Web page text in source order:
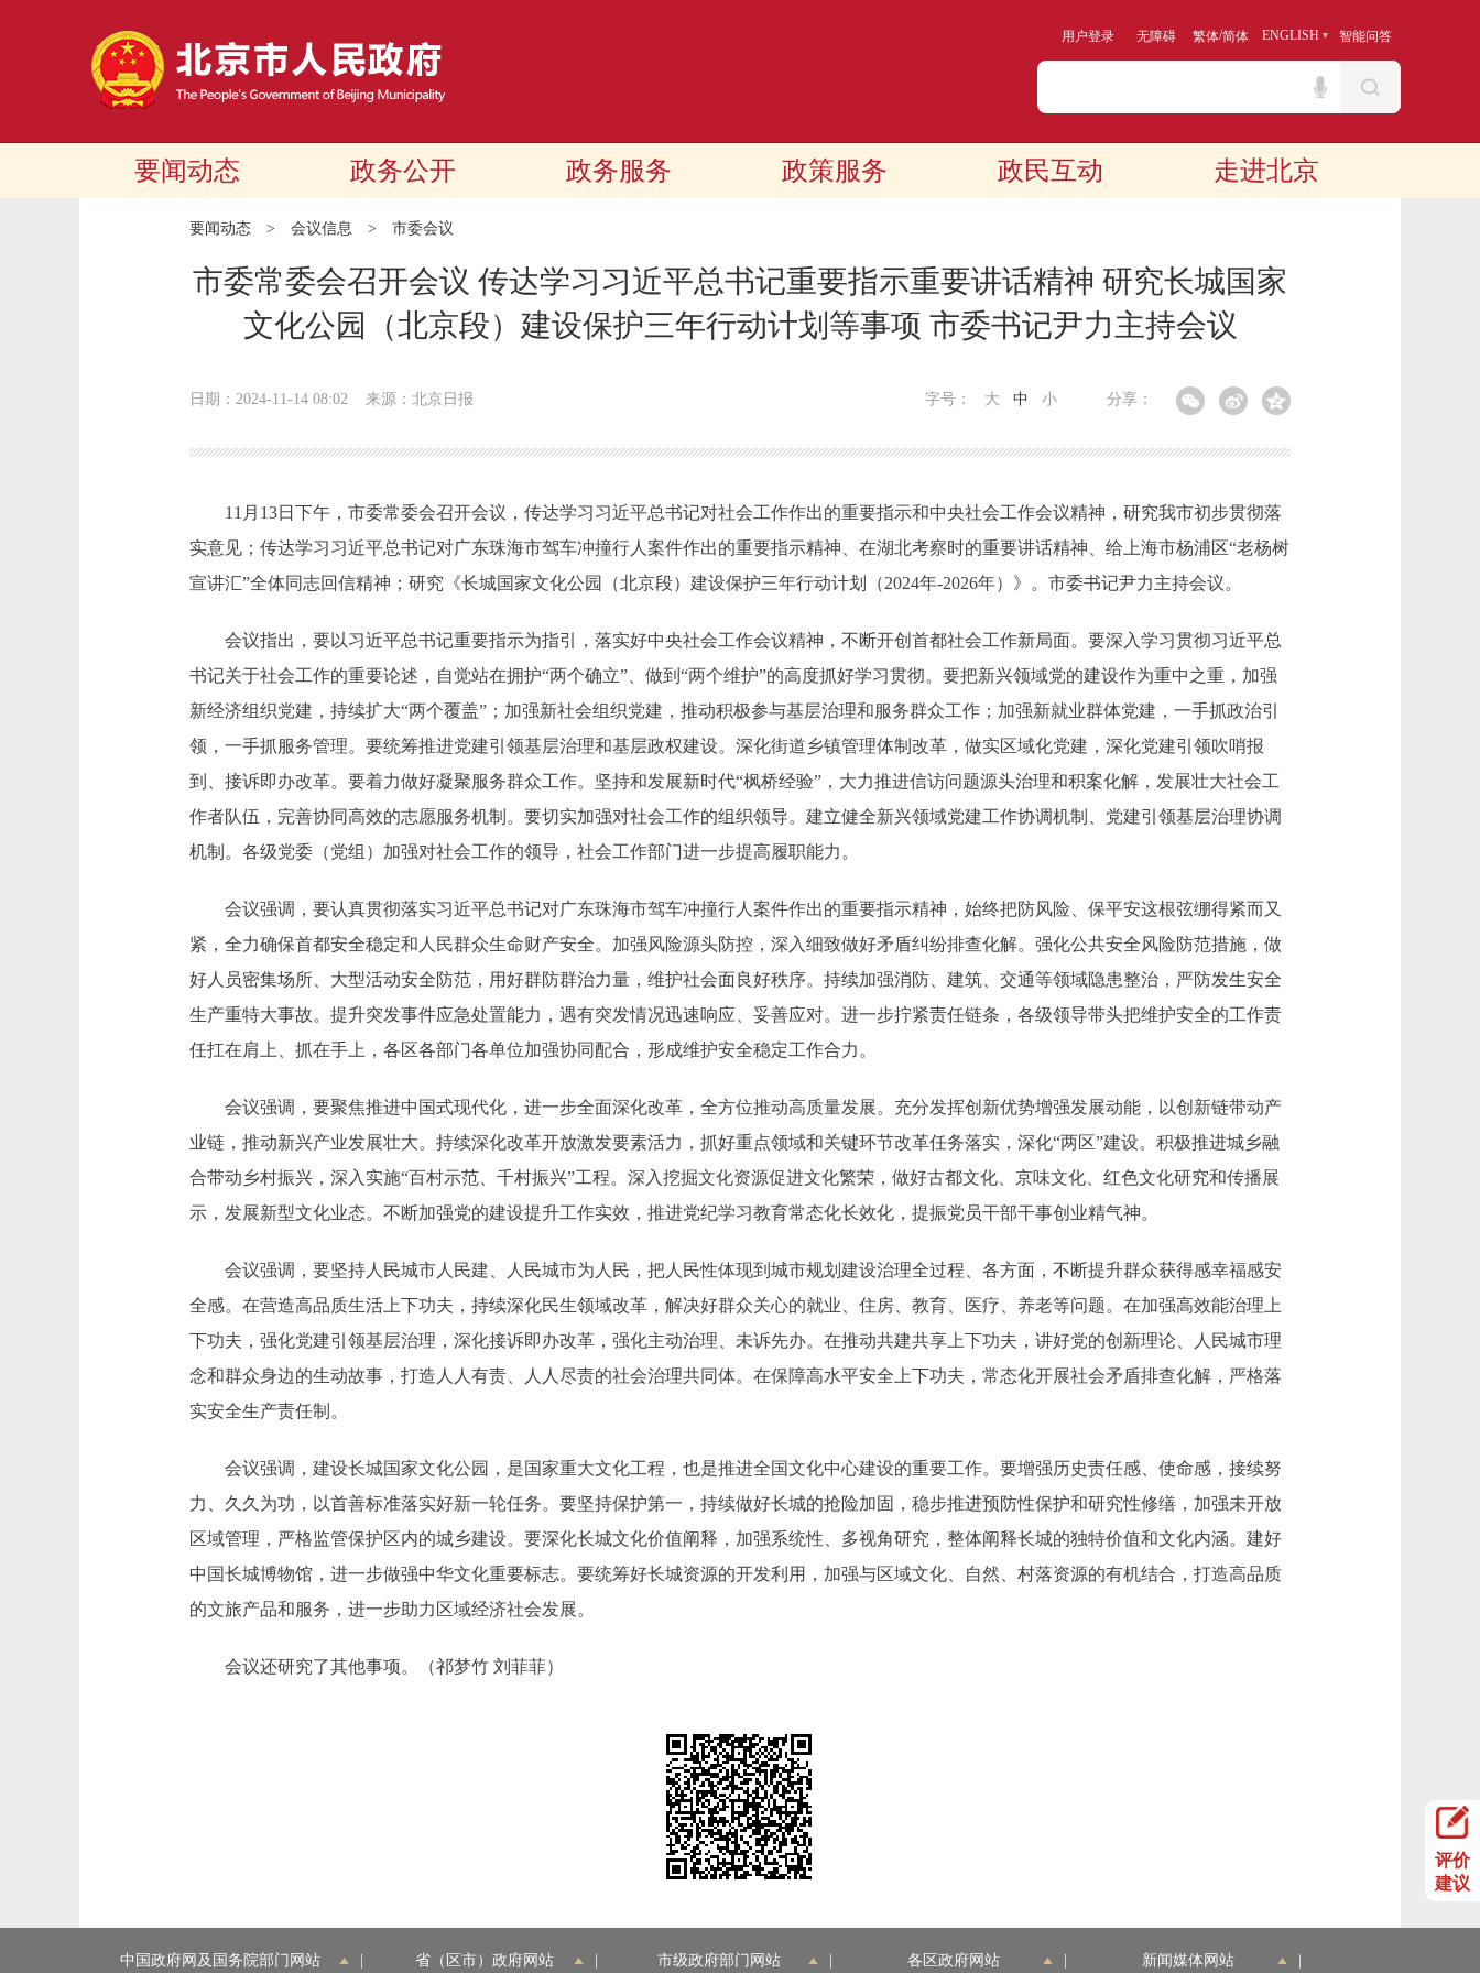
用户登录 无障碍 繁体/简体 ENGLISH 智能问答
要闻动态 政务公开 政务服务 政策服务 政民互动 走进北京
要闻动态 > 会议信息 > 市委会议
市委常委会召开会议 传达学习习近平总书记重要指示重要讲话精神 研究长城国家
文化公园（北京段）建设保护三年行动计划等事项 市委书记尹力主持会议
日期：2024-11-14 08:02 来源：北京日报 分享：
字号： 大 中 小
11月13日下午，市委常委会召开会议，传达学习习近平总书记对社会工作作出的重要指示和中央社会工作会议精神，研究我市初步贯彻落
实意见；传达学习习近平总书记对广东珠海市驾车冲撞行人案件作出的重要指示精神、在湖北考察时的重要讲话精神、给上海市杨浦区“老杨树
宣讲汇”全体同志回信精神；研究《长城国家文化公园（北京段）建设保护三年行动计划（2024年-2026年）》。市委书记尹力主持会议。
会议指出，要以习近平总书记重要指示为指引，落实好中央社会工作会议精神，不断开创首都社会工作新局面。要深入学习贯彻习近平总
书记关于社会工作的重要论述，自觉站在拥护“两个确立”、做到“两个维护”的高度抓好学习贯彻。要把新兴领域党的建设作为重中之重，加强
新经济组织党建，持续扩大“两个覆盖”；加强新社会组织党建，推动积极参与基层治理和服务群众工作；加强新就业群体党建，一手抓政治引
领，一手抓服务管理。要统筹推进党建引领基层治理和基层政权建设。深化街道乡镇管理体制改革，做实区域化党建，深化党建引领吹哨报
到、接诉即办改革。要着力做好凝聚服务群众工作。坚持和发展新时代“枫桥经验”，大力推进信访问题源头治理和积案化解，发展壮大社会工
作者队伍，完善协同高效的志愿服务机制。要切实加强对社会工作的组织领导。建立健全新兴领域党建工作协调机制、党建引领基层治理协调
机制。各级党委（党组）加强对社会工作的领导，社会工作部门进一步提高履职能力。
会议强调，要认真贯彻落实习近平总书记对广东珠海市驾车冲撞行人案件作出的重要指示精神，始终把防风险、保平安这根弦绷得紧而又
紧，全力确保首都安全稳定和人民群众生命财产安全。加强风险源头防控，深入细致做好矛盾纠纷排查化解。强化公共安全风险防范措施，做
好人员密集场所、大型活动安全防范，用好群防群治力量，维护社会面良好秩序。持续加强消防、建筑、交通等领域隐患整治，严防发生安全
生产重特大事故。提升突发事件应急处置能力，遇有突发情况迅速响应、妥善应对。进一步拧紧责任链条，各级领导带头把维护安全的工作责
任扛在肩上、抓在手上，各区各部门各单位加强协同配合，形成维护安全稳定工作合力。
会议强调，要聚焦推进中国式现代化，进一步全面深化改革，全方位推动高质量发展。充分发挥创新优势增强发展动能，以创新链带动产
业链，推动新兴产业发展壮大。持续深化改革开放激发要素活力，抓好重点领域和关键环节改革任务落实，深化“两区”建设。积极推进城乡融
合带动乡村振兴，深入实施“百村示范、千村振兴”工程。深入挖掘文化资源促进文化繁荣，做好古都文化、京味文化、红色文化研究和传播展
示，发展新型文化业态。不断加强党的建设提升工作实效，推进党纪学习教育常态化长效化，提振党员干部干事创业精气神。
会议强调，要坚持人民城市人民建、人民城市为人民，把人民性体现到城市规划建设治理全过程、各方面，不断提升群众获得感幸福感安
全感。在营造高品质生活上下功夫，持续深化民生领域改革，解决好群众关心的就业、住房、教育、医疗、养老等问题。在加强高效能治理上
下功夫，强化党建引领基层治理，深化接诉即办改革，强化主动治理、未诉先办。在推动共建共享上下功夫，讲好党的创新理论、人民城市理
念和群众身边的生动故事，打造人人有责、人人尽责的社会治理共同体。在保障高水平安全上下功夫，常态化开展社会矛盾排查化解，严格落
实安全生产责任制。
会议强调，建设长城国家文化公园，是国家重大文化工程，也是推进全国文化中心建设的重要工作。要增强历史责任感、使命感，接续努
力、久久为功，以首善标准落实好新一轮任务。要坚持保护第一，持续做好长城的抢险加固，稳步推进预防性保护和研究性修缮，加强未开放
区域管理，严格监管保护区内的城乡建设。要深化长城文化价值阐释，加强系统性、多视角研究，整体阐释长城的独特价值和文化内涵。建好
中国长城博物馆，进一步做强中华文化重要标志。要统筹好长城资源的开发利用，加强与区域文化、自然、村落资源的有机结合，打造高品质
的文旅产品和服务，进一步助力区域经济社会发展。
会议还研究了其他事项。（祁梦竹 刘菲菲）
评价
建议
中国政府网及国务院部门网站 省（区市）政府网站 市级政府部门网站 各区政府网站 新闻媒体网站